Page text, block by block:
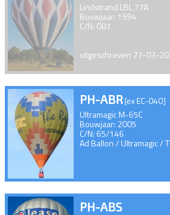
Lindstrand LBL 77A
Bouwjaar: 1994
C/N: 087
uitgeschreven 27-03-
PH-ABR[ex EC-040]
Ultramagic M-65C
Bouwjaar: 2005
C/N: 65/146
Ad Ballon / Ultramagic /
PH-ABS